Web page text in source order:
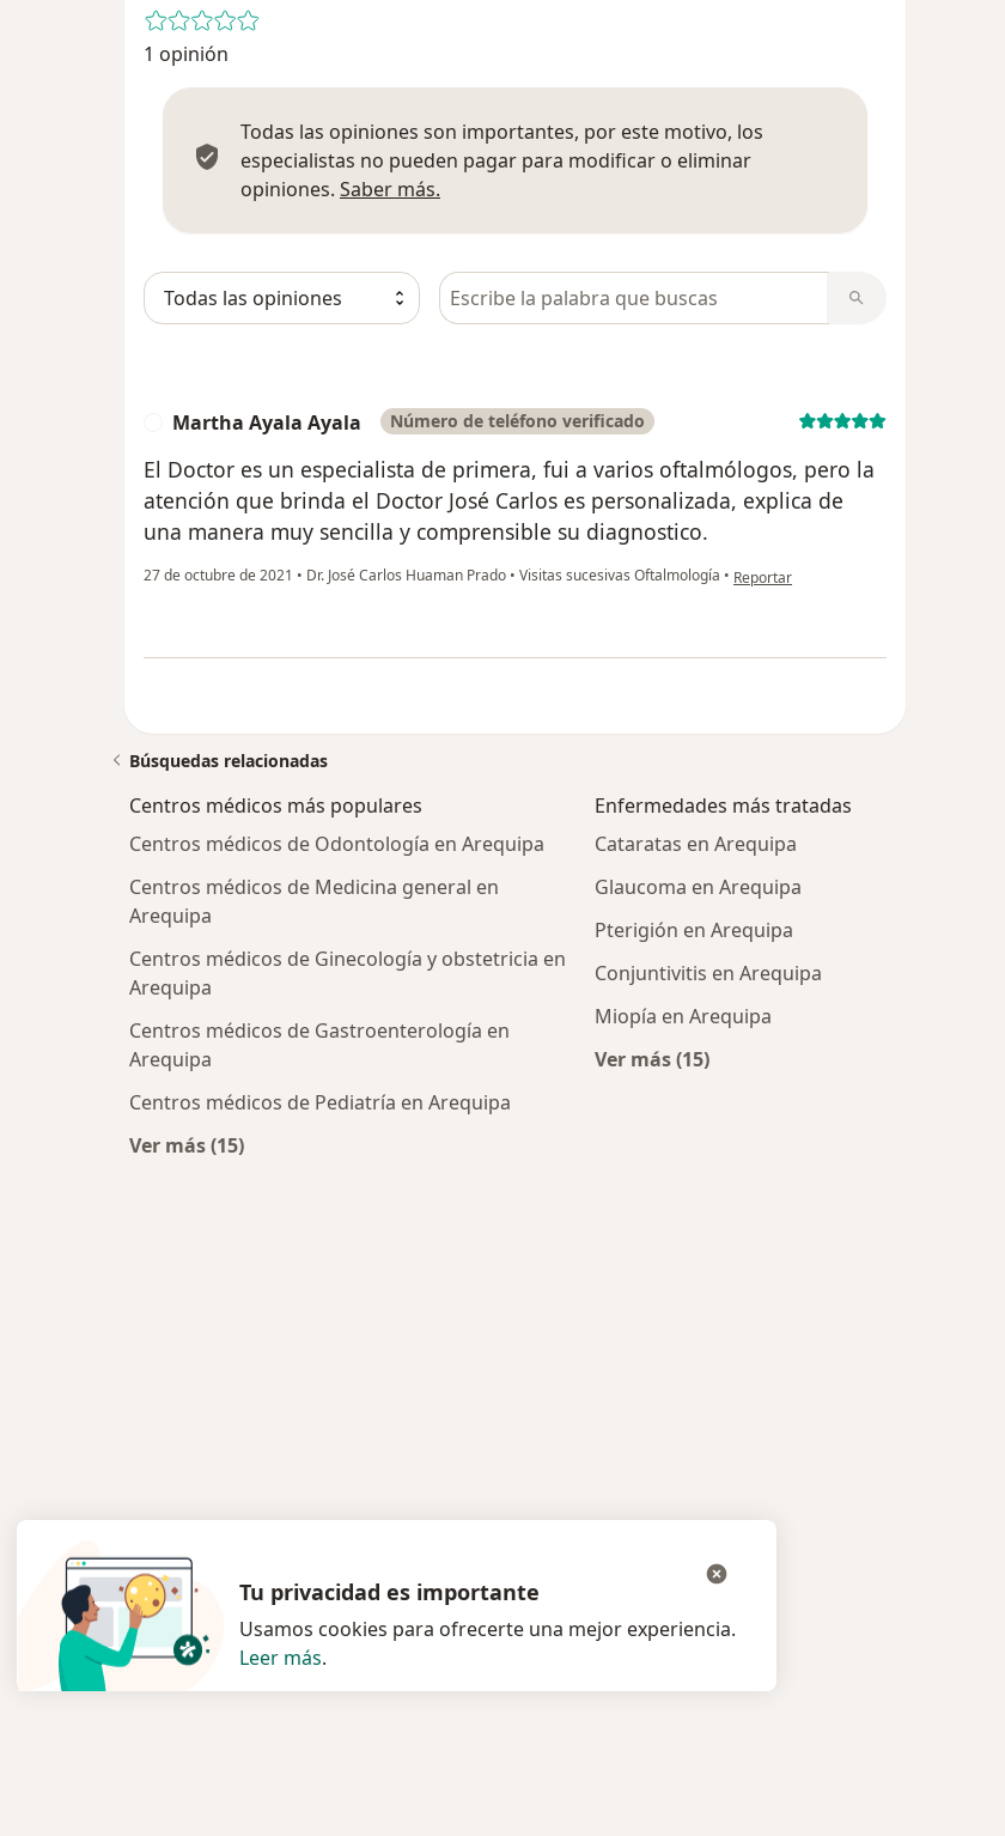
1 opinión
Todas las opiniones son importantes, por este motivo, los
especialistas no pueden pagar para modificar o eliminar
opiniones. Saber más.
Busca en opiniones
Martha Ayala Ayala Número de teléfono verificado
El Doctor es un especialista de primera, fui a varios oftalmólogos, pero la
atención que brinda el Doctor José Carlos es personalizada, explica de
una manera muy sencilla y comprensible su diagnostico.
27 de octubre de 2021 • Dr. José Carlos Huaman Prado • Visitas sucesivas Oftalmología • en opinión del usuario Martha Ayala Ayala
Reportar
Búsquedas relacionadas
Centros médicos más populares
Centros médicos de Odontología en Arequipa
Centros médicos de Medicina general en
Arequipa
Centros médicos de Ginecología y obstetricia en
Arequipa
Centros médicos de Gastroenterología en
Arequipa
Centros médicos de Pediatría en Arequipa
Ver más (15)
Enfermedades más tratadas
Cataratas en Arequipa
Glaucoma en Arequipa
Pterigión en Arequipa
Conjuntivitis en Arequipa
Miopía en Arequipa
Ver más (15)
Tu privacidad es importante
Usamos cookies para ofrecerte una mejor experiencia.
Leer más.